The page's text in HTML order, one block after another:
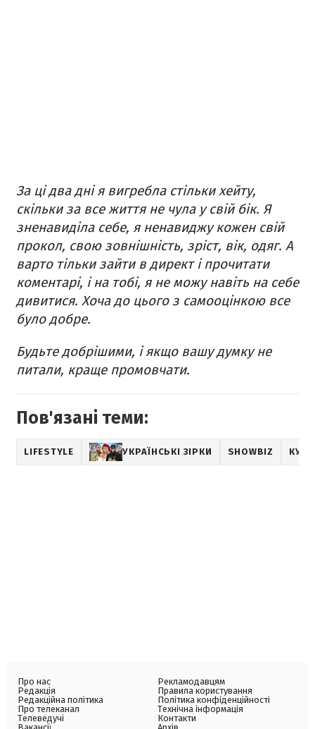
За ці два дні я вигребла стільки хейту,
скільки за все життя не чула у свій бік. Я
зненавиділа себе, я ненавиджу кожен свій
прокол, свою зовнішність, зріст, вік, одяг. А
варто тільки зайти в директ і прочитати
коментарі, і на тобі, я не можу навіть на себе
дивитися. Хоча до цього з самооцінкою все
було добре.
Будьте добрішими, і якщо вашу думку не
питали, краще промовчати.
Пов'язані теми:
LIFESTYLE УКРАЇНСЬКІ ЗІРКИ SHOWBIZ
Про нас
Редакція
Редакційна політика
Про телеканал
Телеведучі
Рекламодавцям
Правила користування
Політика конфіденційності
Технічна інформація
Контакти